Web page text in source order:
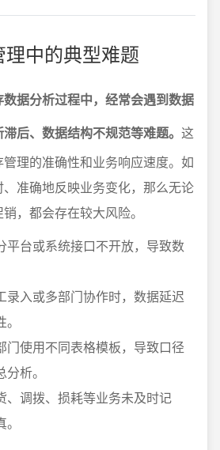
中的典型难题
据分析过程中，经常会遇到数据
后、数据结构不规范等难题。 这
理的准确性和业务响应速度。如
准确地反映业务变化，那么无论
，都会存在较大风险。
平台或系统接口不开放，导致数
录入或多部门协作时，数据延迟
门使用不同表格模板，导致口径
析。
、调拨、损耗等业务未及时记